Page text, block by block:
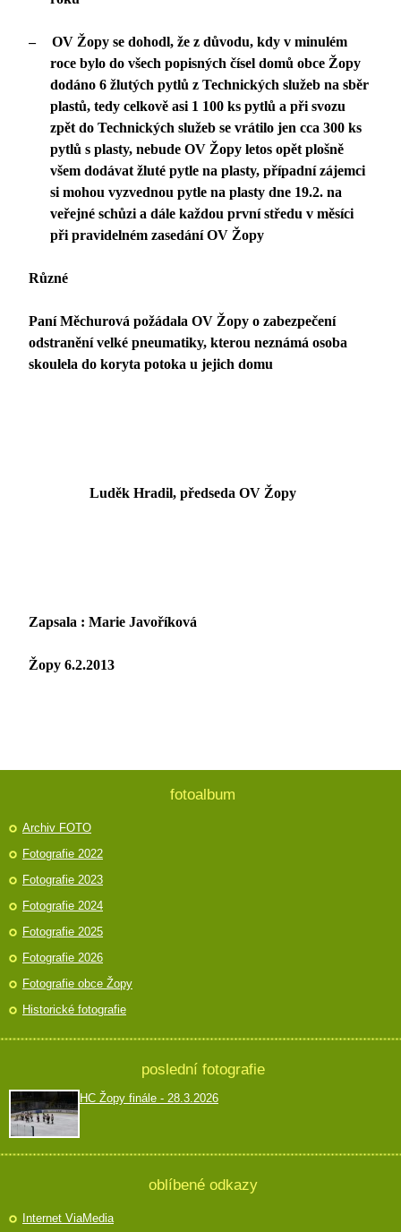
–
OV Žopy se dohodl, že z důvodu, kdy v minulém
roce bylo do všech popisných čísel domů obce Žopy
dodáno 6 žlutých pytlů z Technických služeb na sběr
plastů, tedy celkově asi 1 100 ks pytlů a při svozu
zpět do Technických služeb se vrátilo jen cca 300 ks
pytlů s plasty, nebude OV Žopy letos opět plošně
všem dodávat žluté pytle na plasty, případní zájemci
si mohou vyzvednou pytle na plasty dne 19.2. na
veřejné schůzi a dále každou první středu v měsíci
při pravidelném zasedání OV Žopy
Různé
Paní Měchurová požádala OV Žopy o zabezpečení
odstranění velké pneumatiky, kterou neznámá osoba
skoulela do koryta potoka u jejich domu
Luděk Hradil, předseda OV Žopy
Zapsala : Marie Javoříková
Žopy 6.2.2013
fotoalbum
Archiv FOTO
Fotografie 2022
Fotografie 2023
Fotografie 2024
Fotografie 2025
Fotografie 2026
Fotografie obce Žopy
Historické fotografie
poslední fotografie
HC Žopy finále - 28.3.2026
oblíbené odkazy
Internet ViaMedia